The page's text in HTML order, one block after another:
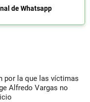
de Whatsapp
por la que las víctimas
Alfredo Vargas no